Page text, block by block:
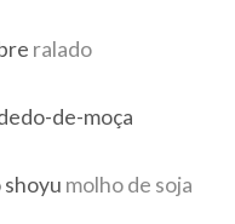
ralado
de-moça
shoyu molho de soja